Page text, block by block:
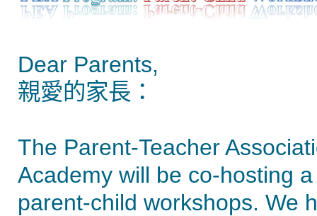
Dear Parents,
親愛的家長：
The Parent-Teacher
Academy will be co-hosting
parent-child workshops. We